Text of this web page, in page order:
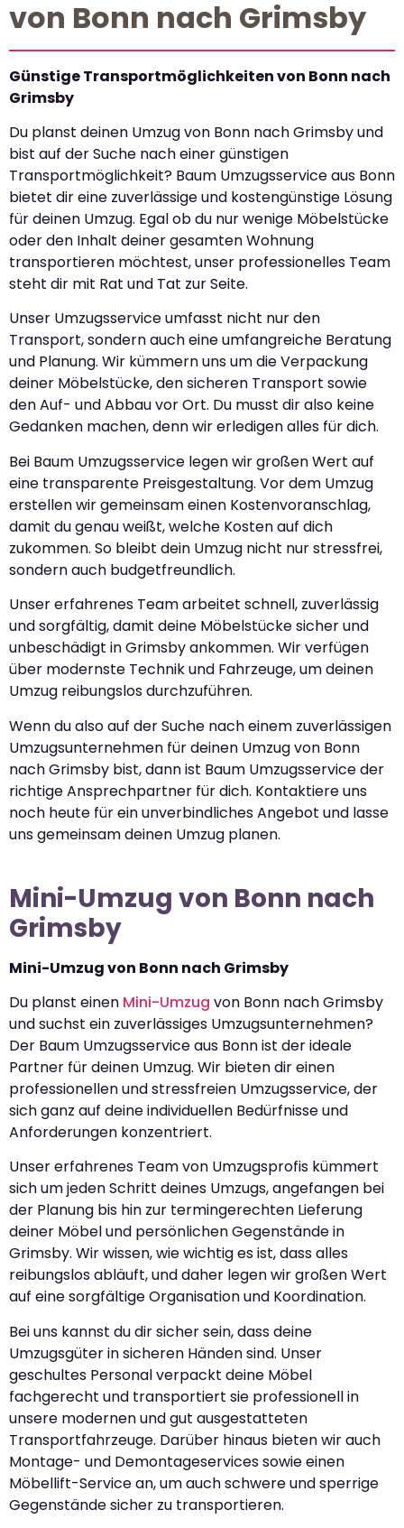
von Bonn nach Grimsby
Günstige Transportmöglichkeiten von Bonn nach
Grimsby
Du planst deinen Umzug von Bonn nach Grimsby und
bist auf der Suche nach einer günstigen
Transportmöglichkeit? Baum Umzugsservice aus Bonn
bietet dir eine zuverlässige und kostengünstige Lösung
für deinen Umzug. Egal ob du nur wenige Möbelstücke
oder den Inhalt deiner gesamten Wohnung
transportieren möchtest, unser professionelles Team
steht dir mit Rat und Tat zur Seite.
Unser Umzugsservice umfasst nicht nur den
Transport, sondern auch eine umfangreiche Beratung
und Planung. Wir kümmern uns um die Verpackung
deiner Möbelstücke, den sicheren Transport sowie
den Auf- und Abbau vor Ort. Du musst dir also keine
Gedanken machen, denn wir erledigen alles für dich.
Bei Baum Umzugsservice legen wir großen Wert auf
eine transparente Preisgestaltung. Vor dem Umzug
erstellen wir gemeinsam einen Kostenvoranschlag,
damit du genau weißt, welche Kosten auf dich
zukommen. So bleibt dein Umzug nicht nur stressfrei,
sondern auch budgetfreundlich.
Unser erfahrenes Team arbeitet schnell, zuverlässig
und sorgfältig, damit deine Möbelstücke sicher und
unbeschädigt in Grimsby ankommen. Wir verfügen
über modernste Technik und Fahrzeuge, um deinen
Umzug reibungslos durchzuführen.
Wenn du also auf der Suche nach einem zuverlässigen
Umzugsunternehmen für deinen Umzug von Bonn
nach Grimsby bist, dann ist Baum Umzugsservice der
richtige Ansprechpartner für dich. Kontaktiere uns
noch heute für ein unverbindliches Angebot und lasse
uns gemeinsam deinen Umzug planen.
Mini-Umzug von Bonn nach
Grimsby
Mini-Umzug von Bonn nach Grimsby
Du planst einen Mini-Umzug von Bonn nach Grimsby
und suchst ein zuverlässiges Umzugsunternehmen?
Der Baum Umzugsservice aus Bonn ist der ideale
Partner für deinen Umzug. Wir bieten dir einen
professionellen und stressfreien Umzugsservice, der
sich ganz auf deine individuellen Bedürfnisse und
Anforderungen konzentriert.
Unser erfahrenes Team von Umzugsprofis kümmert
sich um jeden Schritt deines Umzugs, angefangen bei
der Planung bis hin zur termingerechten Lieferung
deiner Möbel und persönlichen Gegenstände in
Grimsby. Wir wissen, wie wichtig es ist, dass alles
reibungslos abläuft, und daher legen wir großen Wert
auf eine sorgfältige Organisation und Koordination.
Bei uns kannst du dir sicher sein, dass deine
Umzugsgüter in sicheren Händen sind. Unser
geschultes Personal verpackt deine Möbel
fachgerecht und transportiert sie professionell in
unsere modernen und gut ausgestatteten
Transportfahrzeuge. Darüber hinaus bieten wir auch
Montage- und Demontageservices sowie einen
Möbellift-Service an, um auch schwere und sperrige
Gegenstände sicher zu transportieren.